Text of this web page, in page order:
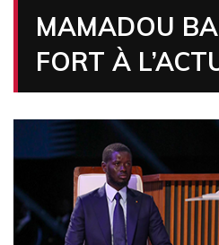
MAMADOU
FORT À